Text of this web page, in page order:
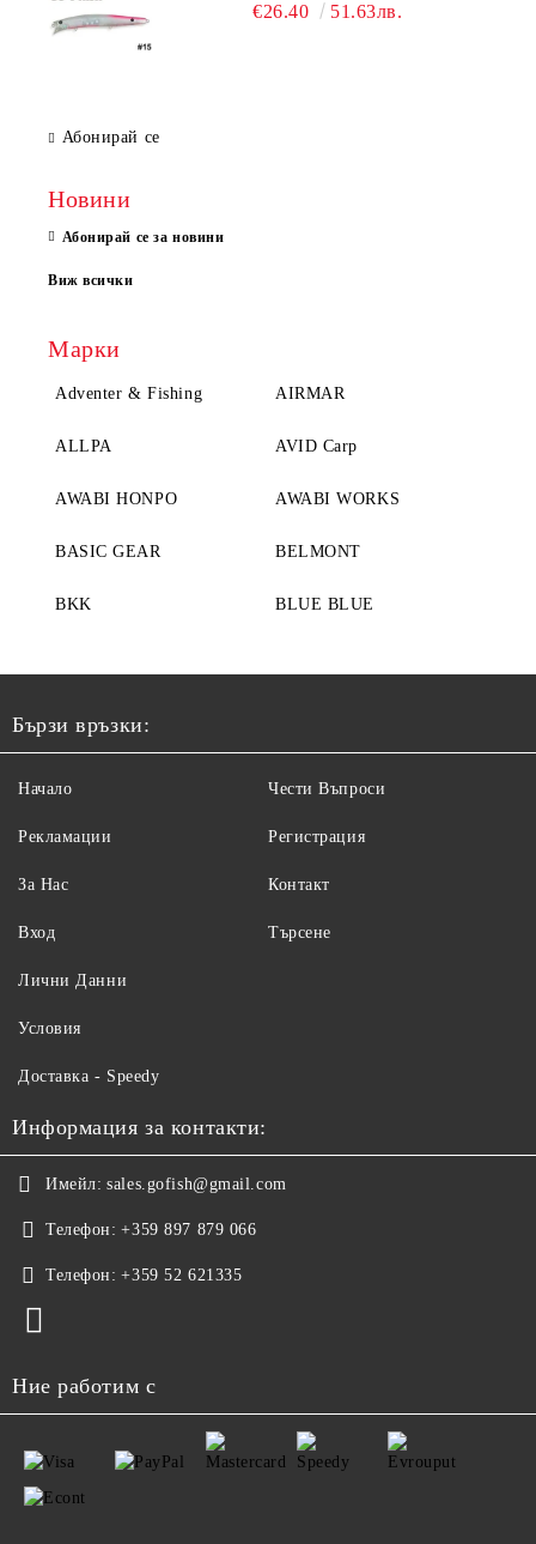
€26.40 51.63лв.
Абонирай се
Новини
Абонирай се за новини
Виж всички
Марки
Adventer & Fishing AIRMAR
ALLPA AVID Carp
AWABI HONPO AWABI WORKS
BASIC GEAR BELMONT
BKK BLUE BLUE
Бързи връзки:
Начало
Рекламации
За Нас
Вход
Чести Въпроси
Регистрация
Контакт
Търсене
Лични Данни
Условия
Доставка - Speedy
Информация за контакти:
Имейл: sales.gofish@gmail.com
Телефон: +359 897 879 066
Телефон: +359 52 621335
Ние работим с